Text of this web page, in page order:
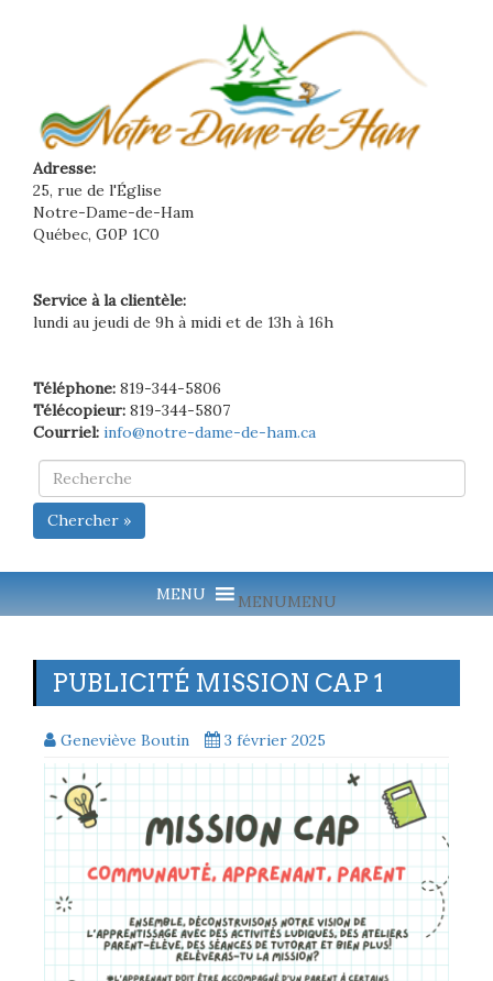
Adresse:
25, rue de l'Église
Notre-Dame-de-Ham
Québec, G0P 1C0
Service à la clientèle:
lundi au jeudi de 9h à midi et de 13h à 16h
Téléphone: 819-344-5806
Télécopieur: 819-344-5807
Courriel: info@notre-dame-de-ham.ca
Chercher »
MENUMENU
PUBLICITÉ MISSION CAP 1
Geneviève Boutin 3 février 2025